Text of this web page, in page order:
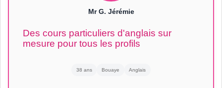
Mr G. Jérémie
Des cours particuliers d'anglais sur
mesure pour tous les profils
38 ans Bouaye Anglais